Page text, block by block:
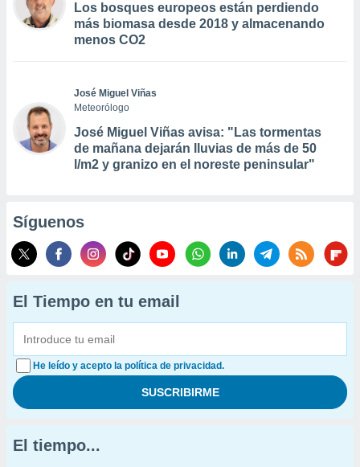
Los bosques europeos están perdiendo
más biomasa desde 2018 y almacenando
menos CO2
José Miguel Viñas
Meteorólogo
José Miguel Viñas avisa: "Las tormentas
de mañana dejarán lluvias de más de 50
l/m2 y granizo en el noreste peninsular"
Síguenos
El Tiempo en tu email
He leído y acepto la política de privacidad.
El tiempo...